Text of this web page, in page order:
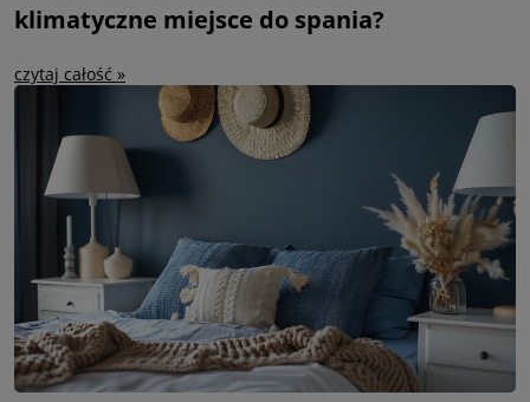
klimatyczne miejsce do spania?
czytaj całość »